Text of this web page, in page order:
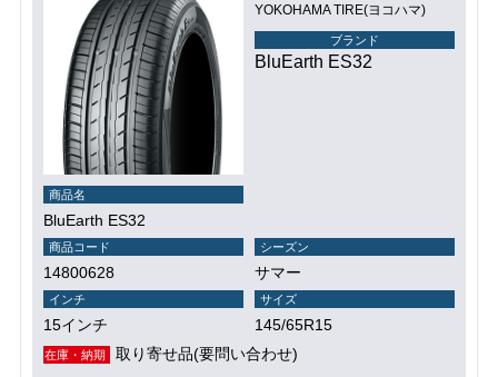
YOKOHAMA TIRE(ヨコハマ)
ブランド
BluEarth ES32
商品名
BluEarth ES32
商品コード
14800628
シーズン
サマー
インチ
15インチ
サイズ
145/65R15
在庫・納期 取り寄せ品(要問い合わせ)